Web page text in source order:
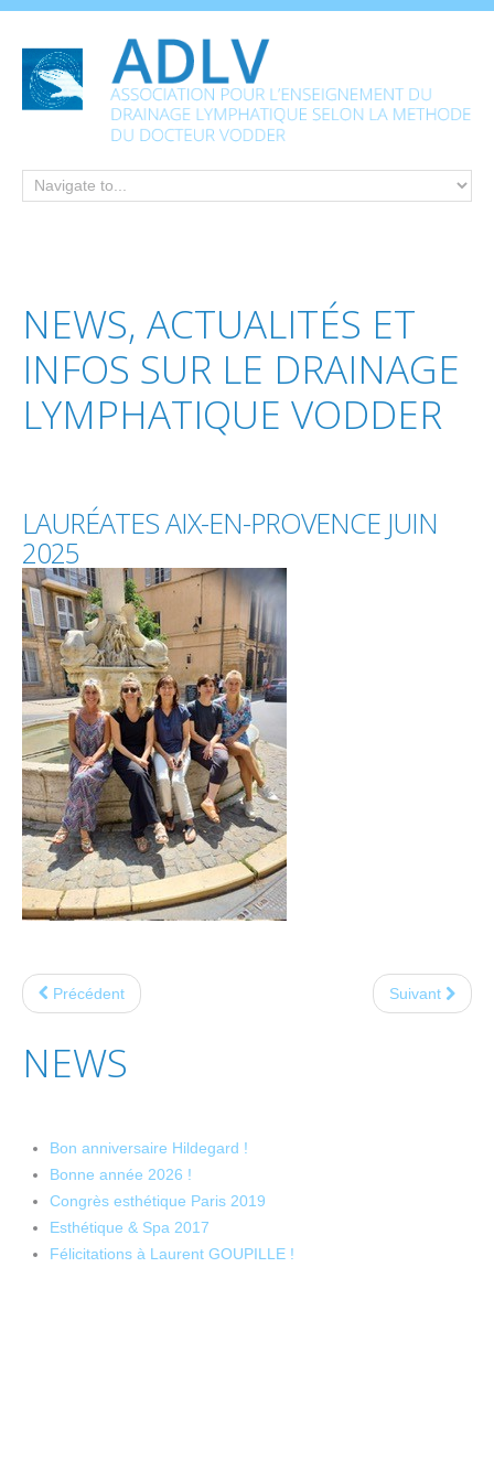
NEWS, ACTUALITÉS ET
INFOS SUR LE DRAINAGE
LYMPHATIQUE VODDER
LAURÉATESAIX-EN-PROVENCE JUIN
2025
Précédent Suivant
NEWS
Bon anniversaire Hildegard !
Bonne année 2026 !
Congrès esthétique Paris 2019
Esthétique & Spa 2017
Félicitations à Laurent GOUPILLE !